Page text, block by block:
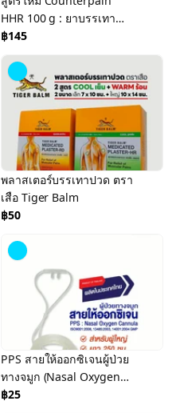
HHR 100 g : ยาบรรเทา
ปวดเมื่อย เคาน์เตอร์เพน เอ
ชเอชอาร์ 100 กรัม
฿145
พลาสเตอร์บรรเทาปวด ตรา
เสือ Tiger Balm
฿50
PPS สายให้ออกซิเจนผู้ป่วย
ทางจมูก (Nasal Oxygen
Cannula)
฿25